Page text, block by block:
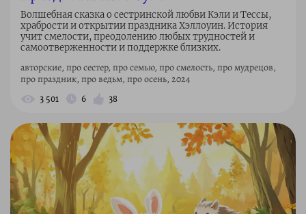
Волшебная сказка о сестринской любви Кэли и Тессы,
храбрости и открытии праздника Хэллоуин. История
учит смелости, преодолению любых трудностей и
самоотверженности и поддержке близких.
авторские, про сестер, про семью, про смелость, про мудрецов,
про праздник, про ведьм, про осень, 2024
3 501 6 38